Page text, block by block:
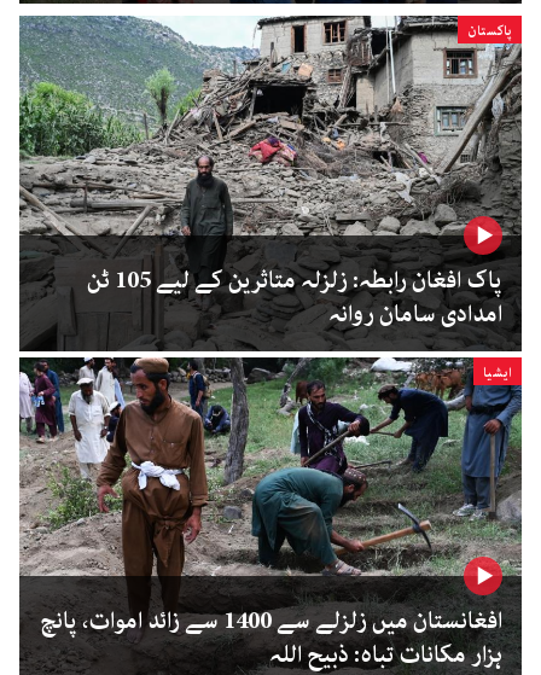
پاکستان
پاک افغان رابطہ: زلزلہ متاثرین کے لیے 105 ٹن
امدادی سامان روانہ
ایشیا
افغانستان میں زلزلے سے 1400 سے زائد اموات، پانچ
ہزار مکانات تباہ: ذبیح اللہ